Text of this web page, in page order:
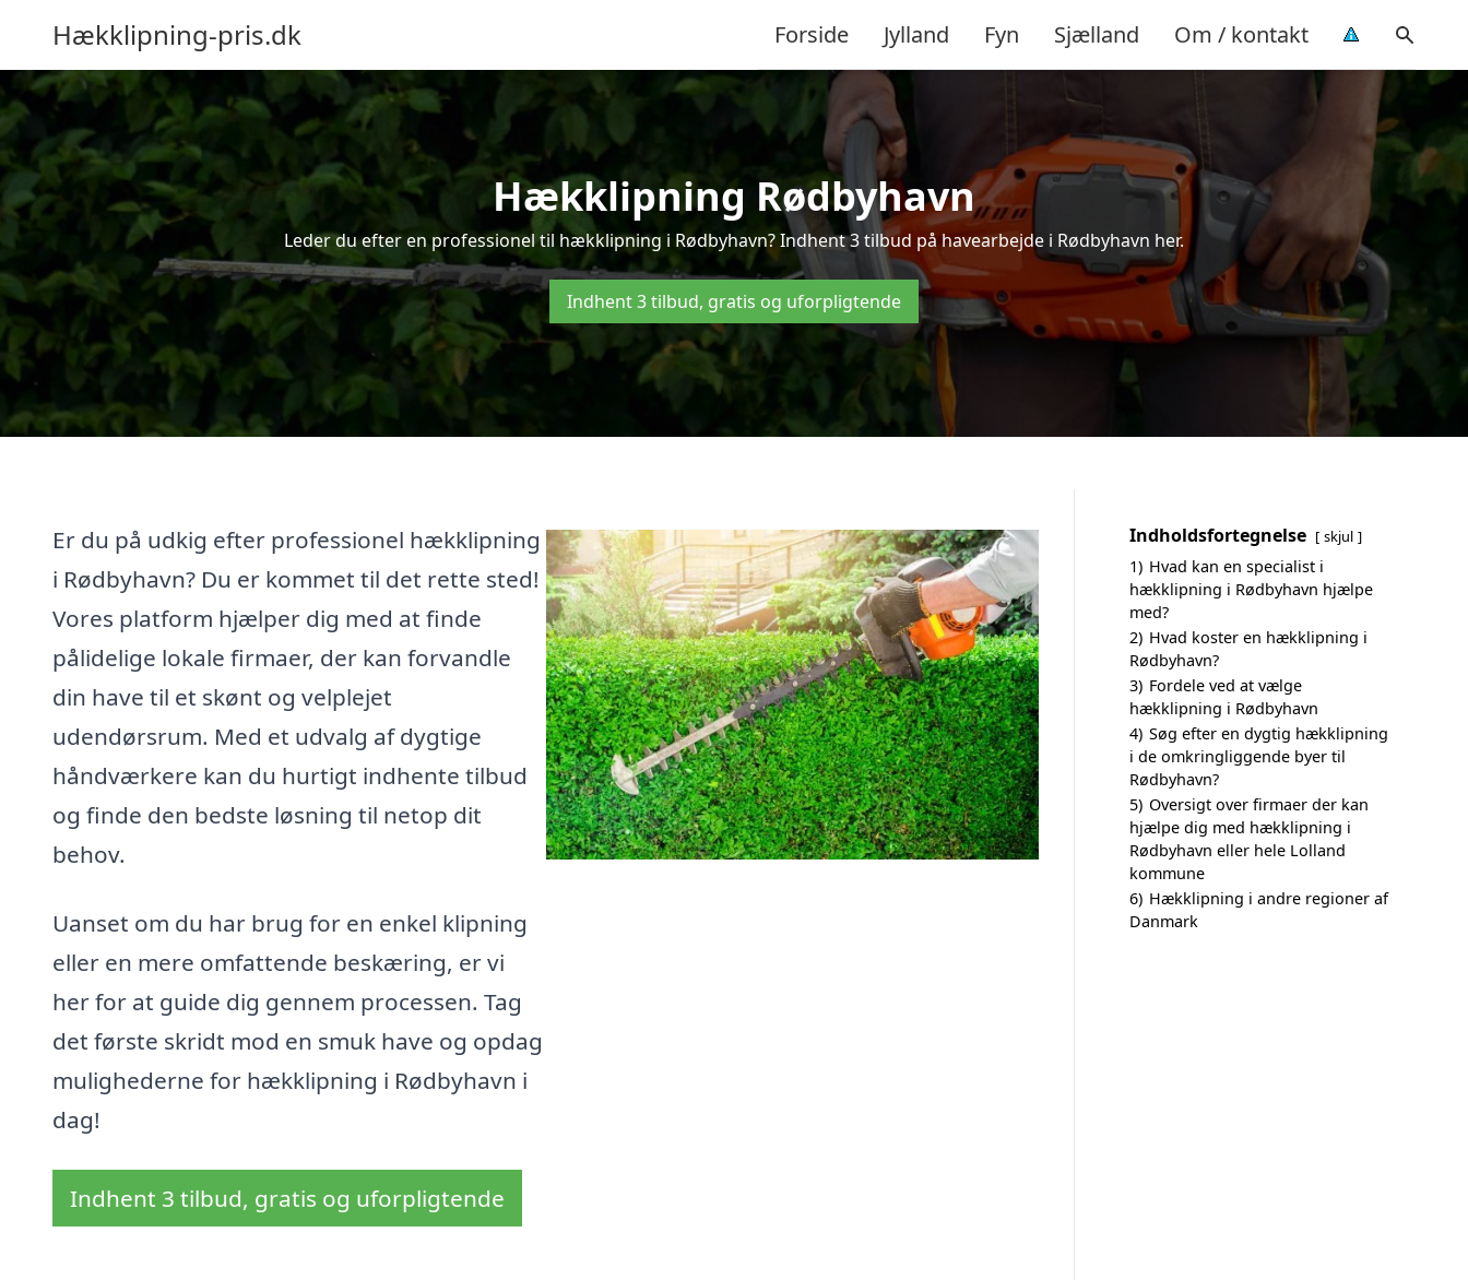
Hækklipning-pris.dk Forside Jylland Fyn Sjælland Om / kontakt
Hækklipning Rødbyhavn
Leder du efter en professionel til hækklipning i Rødbyhavn? Indhent 3 tilbud på havearbejde i Rødbyhavn her.
Indhent 3 tilbud, gratis og uforpligtende
Er du på udkig efter professionel hækklipning
i Rødbyhavn? Du er kommet til det rette sted!
Vores platform hjælper dig med at finde
pålidelige lokale firmaer, der kan forvandle
din have til et skønt og velplejet
udendørsrum. Med et udvalg af dygtige
håndværkere kan du hurtigt indhente tilbud
og finde den bedste løsning til netop dit
behov.
Uanset om du har brug for en enkel klipning
eller en mere omfattende beskæring, er vi
her for at guide dig gennem processen. Tag
det første skridt mod en smuk have og opdag
mulighederne for hækklipning i Rødbyhavn i
dag!
Indhent 3 tilbud, gratis og uforpligtende
Indholdsfortegnelse skjul
1) Hvad kan en specialist i
hækklipning i Rødbyhavn hjælpe
med?
2) Hvad koster en hækklipning i
Rødbyhavn?
3) Fordele ved at vælge
hækklipning i Rødbyhavn
4) Søg efter en dygtig hækklipning
i de omkringliggende byer til
Rødbyhavn?
5) Oversigt over firmaer der kan
hjælpe dig med hækklipning i
Rødbyhavn eller hele Lolland
kommune
6) Hækklipning i andre regioner af
Danmark